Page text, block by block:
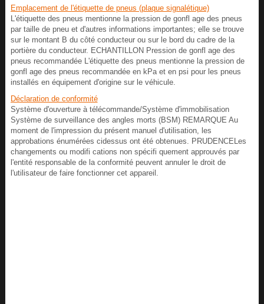
Emplacement de l'étiquette de pneus (plaque signalétique)
L'étiquette des pneus mentionne la pression de gonfl age des pneus
par taille de pneu et d'autres informations importantes; elle se trouve
sur le montant B du côté conducteur ou sur le bord du cadre de la
portière du conducteur. ECHANTILLON Pression de gonfl age des
pneus recommandée L'étiquette des pneus mentionne la pression de
gonfl age des pneus recommandée en kPa et en psi pour les pneus
installés en équipement d'origine sur le véhicule.
Déclaration de conformité
Système d'ouverture à télécommande/Système d'immobilisation
Système de surveillance des angles morts (BSM) REMARQUE Au
moment de l'impression du présent manuel d'utilisation, les
approbations énumérées cidessus ont été obtenues. PRUDENCELes
changements ou modifi cations non spécifi quement approuvés par
l'entité responsable de la conformité peuvent annuler le droit de
l'utilisateur de faire fonctionner cet appareil.